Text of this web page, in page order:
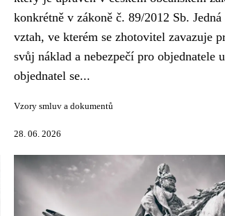
konkrétně v zákoně č. 89/2012 Sb.
vztah, ve kterém se zhotovitel zavazuje
svůj náklad a nebezpečí pro objednatele
objednatel se...
Vzory smluv a dokumentů
28. 06. 2026